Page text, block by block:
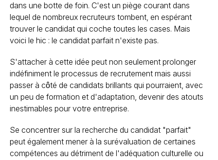
dans une botte de foin. C'est un piège courant dans
lequel de nombreux recruteurs tombent, en espérant
trouver le candidat qui coche toutes les cases. Mais
voici le hic : le candidat parfait n'existe pas.
S'attacher à cette idée peut non seulement prolonger
indéfiniment le processus de recrutement mais aussi
passer à côté de candidats brillants qui pourraient, avec
un peu de formation et d'adaptation, devenir des atouts
inestimables pour votre entreprise.
Se concentrer sur la recherche du candidat "parfait"
peut également mener à la surévaluation de certaines
compétences au détriment de l'adéquation culturelle ou